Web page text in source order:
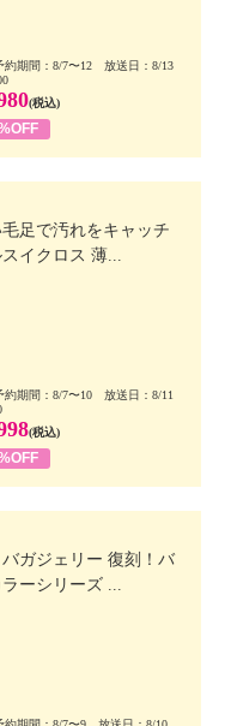
約期間：8/7〜12 放送日：8/13
(税込)
足で汚れをキャッチ
イクロス 薄...
約期間：8/7〜10 放送日：8/11
(税込)
バガジェリー 復刻！バ
ーシリーズ ...